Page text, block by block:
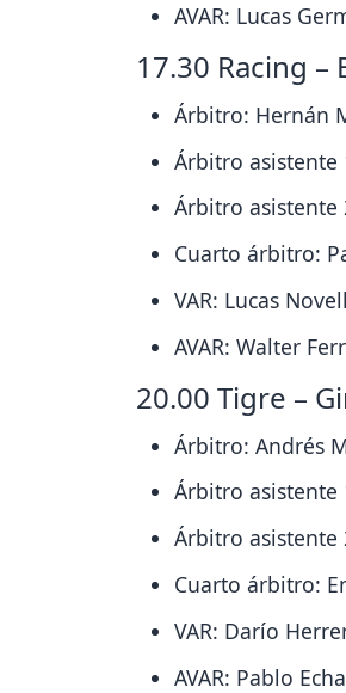
AVAR: Lucas
17.30 Racing –
Árbitro: Hernán
Árbitro asistente
Árbitro asistente
Cuarto árbitro:
VAR: Lucas
AVAR: Walter
20.00 Tigre –
Árbitro: Andrés
Árbitro asistente
Árbitro asistente
Cuarto árbitro:
VAR: Darío
AVAR: Pablo